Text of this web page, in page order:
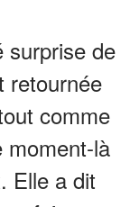
surprise de
retournée
comme
moment-là
Elle a dit